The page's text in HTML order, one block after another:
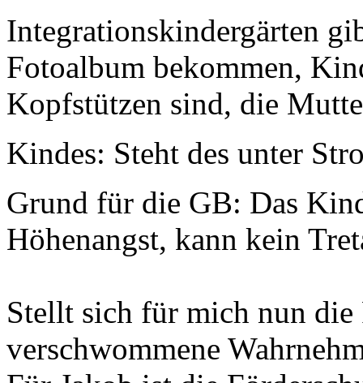
Integrationskindergärten
Fotoalbum bekommen,
Kopfstützen sind, die
Kindes: Steht des unter
Grund für die GB: Das
Höhenangst, kann kein
Stellt sich für mich nun die
verschwommene